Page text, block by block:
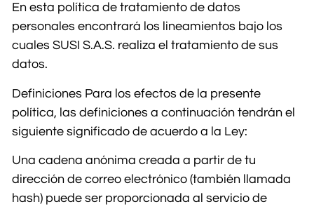
En esta política de tratamiento de datos
personales encontrará los lineamientos bajo los
cuales SUSI S.A.S. realiza el tratamiento de sus
datos.
Definiciones Para los efectos de la presente
política, las definiciones a continuación tendrán el
siguiente significado de acuerdo a la Ley:
Una cadena anónima creada a partir de tu
dirección de correo electrónico (también llamada
hash) puede ser proporcionada al servicio de